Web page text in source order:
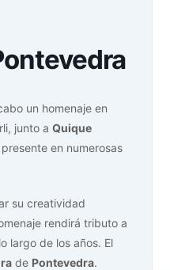
un homenaje en
junto a Quique
en numerosas
su creatividad
rendirá tributo a
largo de los años. El
de Pontevedra.